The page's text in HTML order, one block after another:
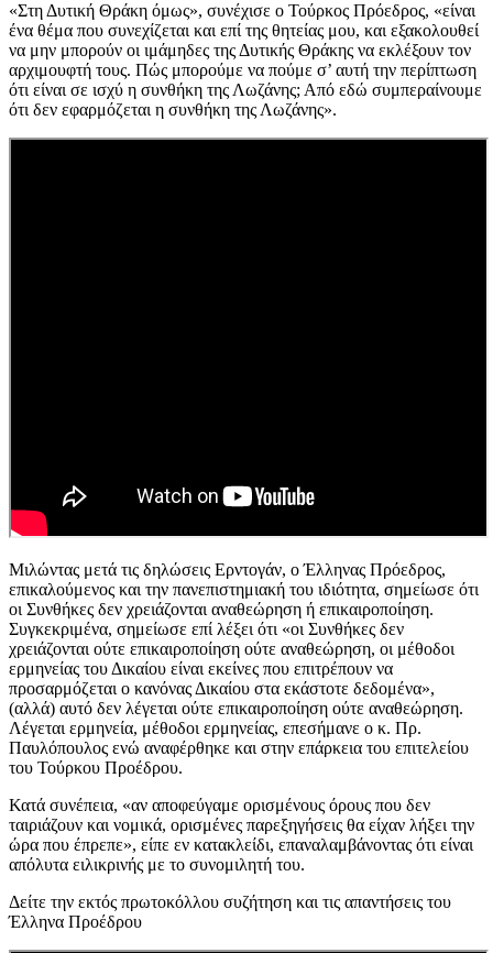
«Στη Δυτική Θράκη όμως», συνέχισε ο Τούρκος Πρόεδρος, «είναι
ένα θέμα που συνεχίζεται και επί της θητείας μου, και εξακολουθεί
να μην μπορούν οι ιμάμηδες της Δυτικής Θράκης να εκλέξουν τον
αρχιμουφτή τους. Πώς μπορούμε να πούμε σ’ αυτή την περίπτωση
ότι είναι σε ισχύ η συνθήκη της Λωζάνης; Από εδώ συμπεραίνουμε
ότι δεν εφαρμόζεται η συνθήκη της Λωζάνης».
Μιλώντας μετά τις δηλώσεις Ερντογάν, ο Έλληνας Πρόεδρος,
επικαλούμενος και την πανεπιστημιακή του ιδιότητα, σημείωσε ότι
οι Συνθήκες δεν χρειάζονται αναθεώρηση ή επικαιροποίηση.
Συγκεκριμένα, σημείωσε επί λέξει ότι «οι Συνθήκες δεν
χρειάζονται ούτε επικαιροποίηση ούτε αναθεώρηση, οι μέθοδοι
ερμηνείας του Δικαίου είναι εκείνες που επιτρέπουν να
προσαρμόζεται ο κανόνας Δικαίου στα εκάστοτε δεδομένα»,
(αλλά) αυτό δεν λέγεται ούτε επικαιροποίηση ούτε αναθεώρηση.
Λέγεται ερμηνεία, μέθοδοι ερμηνείας, επεσήμανε ο κ. Πρ.
Παυλόπουλος ενώ αναφέρθηκε και στην επάρκεια του επιτελείου
του Τούρκου Προέδρου.
Κατά συνέπεια, «αν αποφεύγαμε ορισμένους όρους που δεν
ταιριάζουν και νομικά, ορισμένες παρεξηγήσεις θα είχαν λήξει την
ώρα που έπρεπε», είπε εν κατακλείδι, επαναλαμβάνοντας ότι είναι
απόλυτα ειλικρινής με το συνομιλητή του.
Δείτε την εκτός πρωτοκόλλου συζήτηση και τις απαντήσεις του
Έλληνα Προέδρου